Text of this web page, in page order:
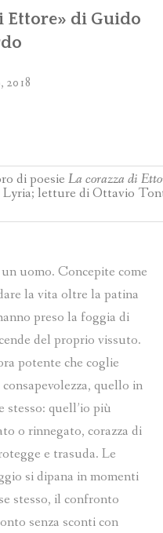
Ettore» di Guido
2018
di poesie La corazza di
letture di Ottavio
uomo. Concepite come
la vita oltre la patina
preso la foggia di
del proprio vissuto.
potente che coglie
quello in
stesso: quell’io più
o rinnegato, corazza di
e trasuda. Le
si dipana in momenti
stesso, il confronto
senza sconti con